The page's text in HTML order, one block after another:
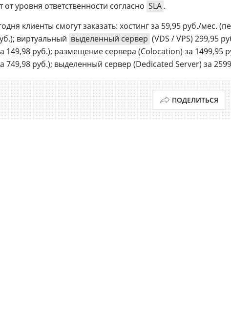
от уровня ответственности согласно SLA .
клиенты смогут заказать: хостинг за 59,95 руб./мес.
виртуальный выделенный сервер (VDS / VPS) 299,95
149,98 руб.); размещение сервера (Colocation) за 1499,95
749,98 руб.); выделенный сервер (Dedicated Server) за
ПОДЕЛИТЬСЯ